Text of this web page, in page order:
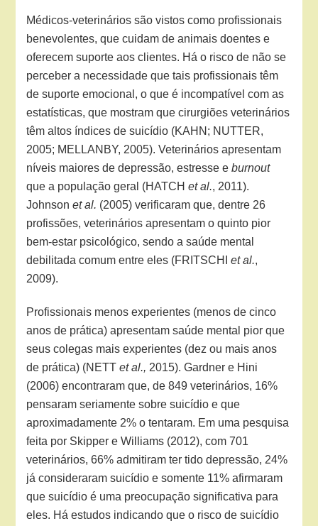
Médicos-veterinários são vistos como profissionais
benevolentes, que cuidam de animais doentes e
oferecem suporte aos clientes. Há o risco de não se
perceber a necessidade que tais profissionais têm
de suporte emocional, o que é incompatível com as
estatísticas, que mostram que cirurgiões veterinários
têm altos índices de suicídio (KAHN; NUTTER,
2005; MELLANBY, 2005). Veterinários apresentam
níveis maiores de depressão, estresse eburnout
que a população geral (HATCHet al., 2011).
Johnsonet al. (2005) verificaram que, dentre 26
profissões, veterinários apresentam o quinto pior
bem-estar psicológico, sendo a saúde mental
debilitada comum entre eles (FRITSCHIet al.,
2009).
Profissionais menos experientes (menos de cinco
anos de prática) apresentam saúde mental pior que
seus colegas mais experientes (dez ou mais anos
de prática) (NETTet al., 2015). Gardner e Hini
(2006) encontraram que, de 849 veterinários, 16%
pensaram seriamente sobre suicídio e que
aproximadamente 2% o tentaram. Em uma pesquisa
feita por Skipper e Williams (2012), com 701
veterinários, 66% admitiram ter tido depressão, 24%
já consideraram suicídio e somente 11% afirmaram
que suicídio é uma preocupação significativa para
eles. Há estudos indicando que o risco de suicídio